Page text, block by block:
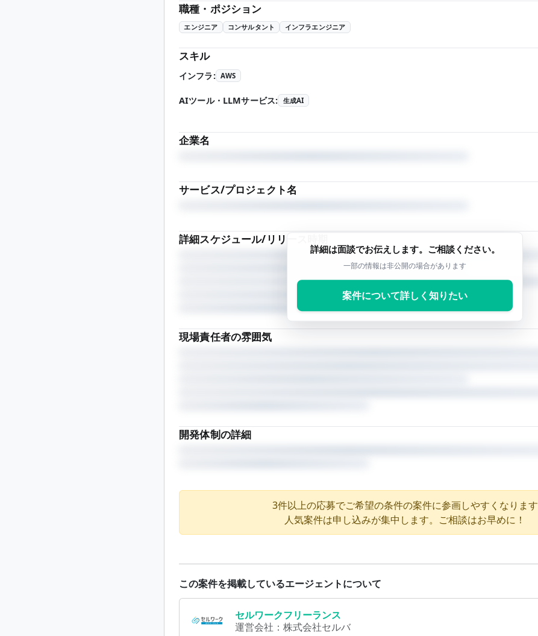
職種・ポジション
エンジニア コンサルタント インフラエンジニア
スキル
インフラ: AWS
AIツール・LLMサービス: 生成AI
企業名
サービス/プロジェクト名
詳細スケジュール/リリース時期
現場責任者の雰囲気
開発体制の詳細
詳細は面談でお伝えします。ご相談ください。
一部の情報は非公開の場合があります
案件について詳しく知りたい
3件以上の応募でご希望の条件の案件に参画しやすくなります
人気案件は申し込みが集中します。ご相談はお早めに！
この案件を掲載しているエージェントについて
セルワークフリーランス
運営会社： 株式会社セルバ